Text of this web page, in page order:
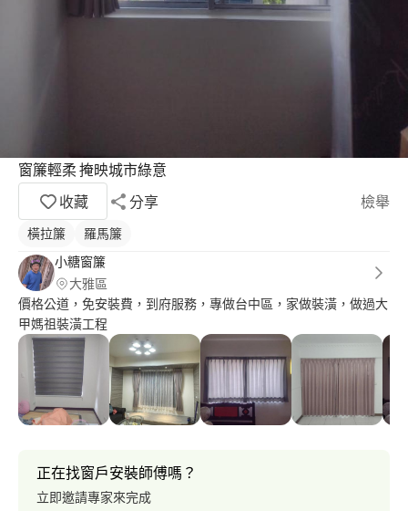
窗簾輕柔 掩映城市綠意
收藏
分享 檢舉
橫拉簾
羅馬簾
小糖窗簾
大雅區
價格公道，免安裝費，到府服務，專做台中區，家做裝潢，做過大
甲媽祖裝潢工程
正在找窗戶安裝師傅嗎？
立即邀請專家來完成